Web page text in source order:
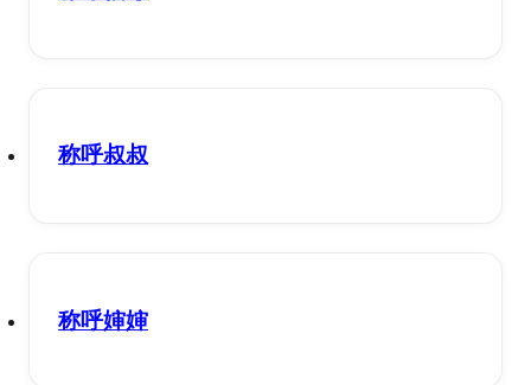
称呼叔叔
称呼婶婶